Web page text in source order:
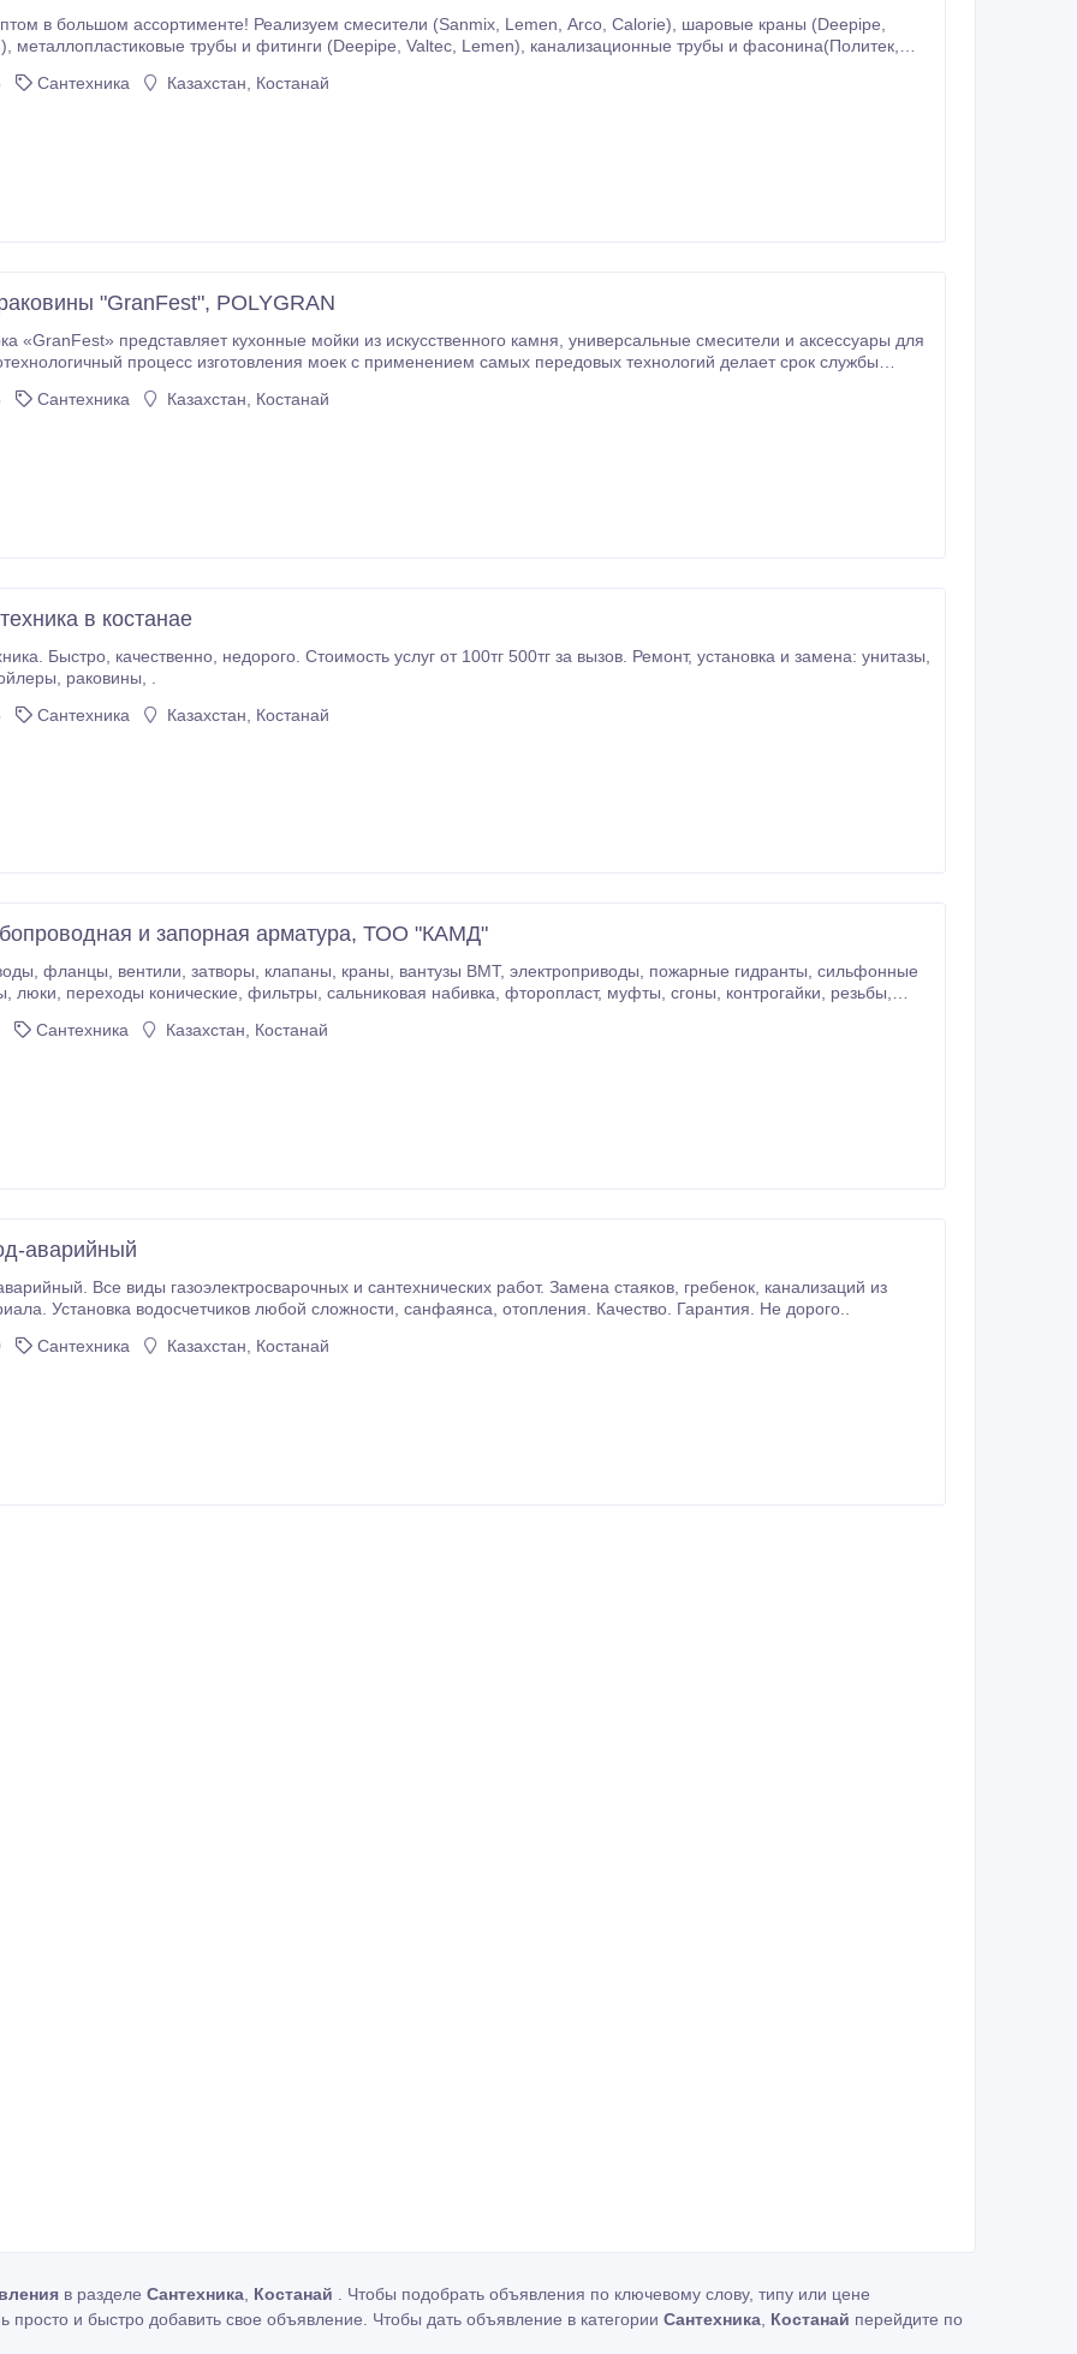
в большом ассортименте! Реализуем смесители (Sanmix, Lemen, Arco, Сalorie), шаровые краны (Deеpipe,
Сантехника Казахстан, Костанай
"GranFest", POLYGRAN
представляет кухонные мойки из искусственного камня, универсальные смесители и аксессуары для
процесс изготовления моек с применением самых передовых технологий делает срок службы
Сантехника Казахстан, Костанай
в костанае
100тг 500тг за вызов. Ремонт, установка и замена: унитазы,
раковины, .
Сантехника Казахстан, Костанай
и запорная арматура, ТОО "КАМД"
фланцы, вентили, затворы, клапаны, краны, вантузы ВМТ, электроприводы, пожарные гидранты, сильфонные
люки, переходы конические, фильтры, сальниковая набивка, фторопласт, муфты, сгоны, контрогайки, резьбы,
Сантехника Казахстан, Костанай
аварийный
Все виды газоэлектросварочных и сантехнических работ. Замена стаяков, гребенок, канализаций из
любого материала. Установка водосчетчиков любой сложности, санфаянса, отопления. Качество. Гарантия. Не дорого..
Сантехника Казахстан, Костанай
в разделе Сантехника Костанай . Чтобы подобрать объявления по ключевому слову, типу или цене
и быстро добавить свое объявление. Чтобы дать объявление в категории Сантехника Костанай перейдите по